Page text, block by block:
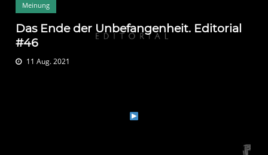
Meinung
Das Ende der Unbefangenheit. Editorial
#46
11 Aug. 2021